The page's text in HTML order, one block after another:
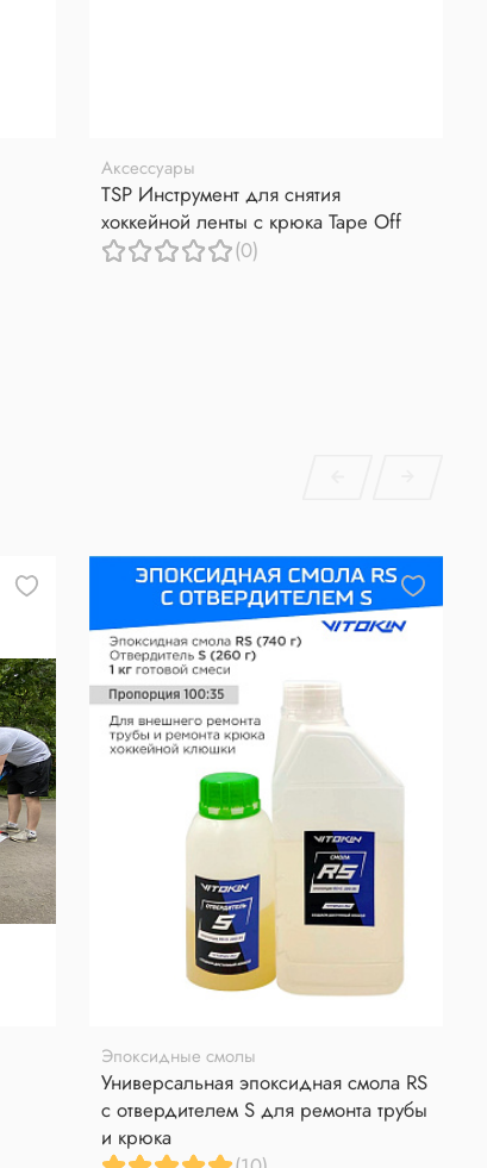
Аксессуары
TSP Инструмент для снятия
хоккейной ленты с крюка Tape Off
(0)
Эпоксидные смолы
Универсальная эпоксидная смола RS
с отвердителем S для ремонта трубы
и крюка